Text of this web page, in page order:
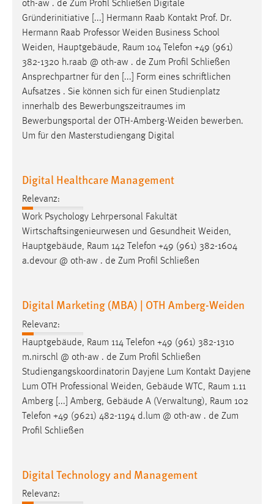
oth-aw . de Zum Profil Schließen Digitale
Gründerinitiative [...] Hermann Raab Kontakt Prof. Dr.
Hermann Raab Professor Weiden Business School
Weiden, Hauptgebäude, Raum 104 Telefon +49 (961)
382-1320 h.raab @ oth-aw . de Zum Profil Schließen
Ansprechpartner für den [...] Form eines schriftlichen
Aufsatzes . Sie können sich für einen Studienplatz
innerhalb des Bewerbungszeitraumes im
Bewerbungsportal der OTH-Amberg-Weiden bewerben.
Um für den Masterstudiengang Digital
Digital Healthcare Management
Relevanz:
Work Psychology Lehrpersonal Fakultät
Wirtschaftsingenieurwesen und Gesundheit Weiden,
Hauptgebäude, Raum 142 Telefon +49 (961) 382-1604
a.devour @ oth-aw . de Zum Profil Schließen
Digital Marketing (MBA) | OTH Amberg-Weiden
Relevanz:
Hauptgebäude, Raum 114 Telefon +49 (961) 382-1310
m.nirschl @ oth-aw . de Zum Profil Schließen
Studiengangskoordinatorin Dayjene Lum Kontakt Dayjene
Lum OTH Professional Weiden, Gebäude WTC, Raum 1.11
Amberg [...] Amberg, Gebäude A (Verwaltung), Raum 102
Telefon +49 (9621) 482-1194 d.lum @ oth-aw . de Zum
Profil Schließen
Digital Technology and Management
Relevanz: